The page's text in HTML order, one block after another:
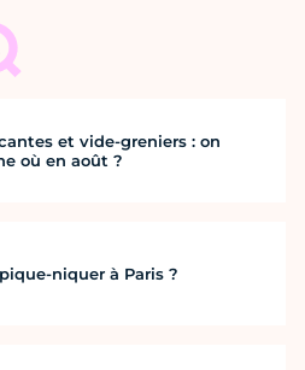
et vide-greniers : on
où en août ?
niquer à Paris ?